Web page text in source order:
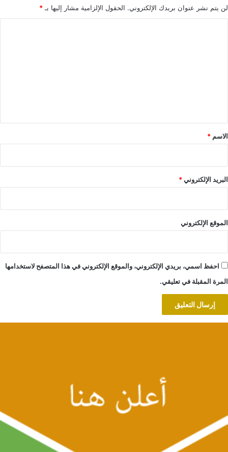
لن يتم نشر عنوان بريدك الإلكتروني. الحقول الإلزامية مشار إليها بـ *
*
الاسم *
البريد الإلكتروني*
الموقع الإلكتروني
احفظ اسمي، بريدي الإلكتروني، والموقع الإلكتروني في هذا المتصفح لاستخدامها
المرة المقبلة في تعليقي.